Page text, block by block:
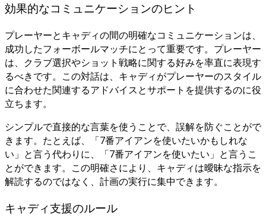
効果的なコミュニケーションのヒント
プレーヤーとキャディの間の明確なコミュニケーションは、
成功したフォーボールマッチにとって重要です。プレーヤー
は、クラブ選択やショット戦略に関する好みを率直に表現す
るべきです。この対話は、キャディがプレーヤーのスタイル
に合わせた関連するアドバイスとサポートを提供するのに役
立ちます。
シンプルで直接的な言葉を使うことで、誤解を防ぐことがで
きます。たとえば、「7番アイアンを使いたいかもしれな
い」と言う代わりに、「7番アイアンを使いたい」と言うこ
とができます。この明確さにより、キャディは曖昧な指示を
解読するのではなく、計画の実行に集中できます。
キャディ支援のルール